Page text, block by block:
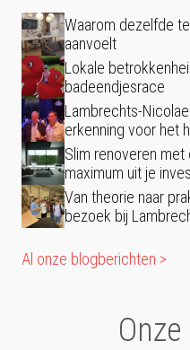
Waarom dezelfde
aanvoelt
Lokale
badeendjesrace
Lambrechts-
erkenning voor het
Slim renoveren
maximum uit je
Van theorie naar
bezoek bij
Al onze blogberichten >